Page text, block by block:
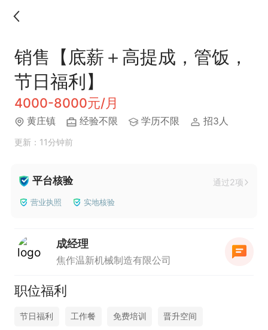
销售【底薪＋高提成，管饭，
节日福利】
4000-8000元/月
黄庄镇 经验不限 学历不限 招3人
更新：11分钟前
平台核验 通过2项
营业执照 实地核验
成经理
焦作温新机械制造有限公司
职位福利
节日福利 工作餐 免费培训 晋升空间